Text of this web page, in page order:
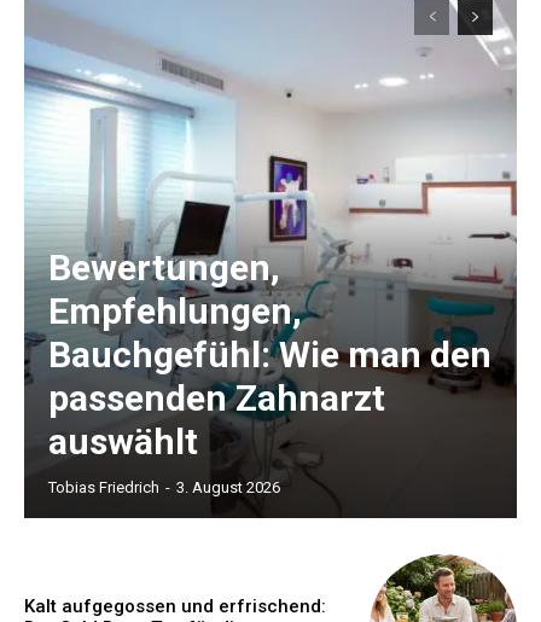
Bewertungen,
Empfehlungen,
Bauchgefühl: Wie man den
passenden Zahnarzt
auswählt
Tobias Friedrich - 3. August 2026
Kalt aufgegossen und erfrischend: